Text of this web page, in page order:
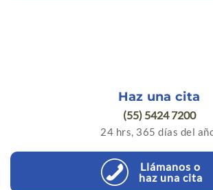
Haz una cita
(55) 5424 7200
24 hrs, 365 días del
Llámanos o
haz una cita